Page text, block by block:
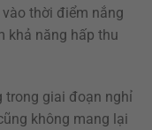
thời điểm nắng
khả năng hấp thu
trong giai đoạn nghỉ
không mang lại